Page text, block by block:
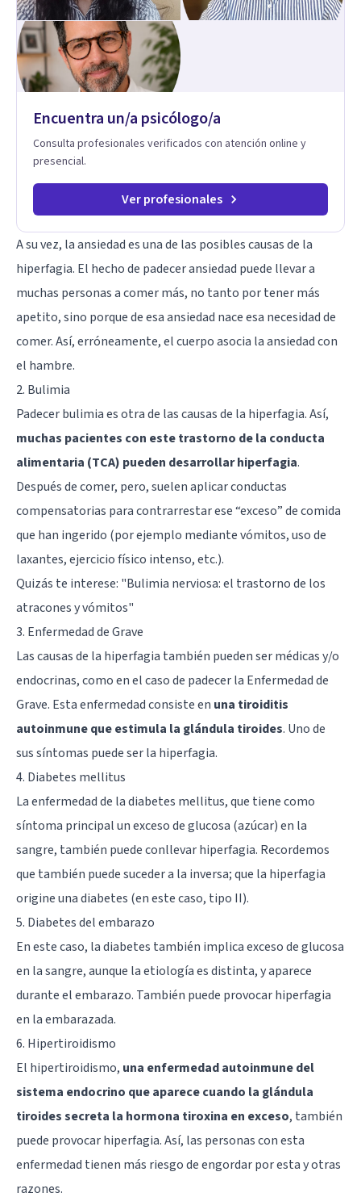
Encuentra un/a psicólogo/a
Consulta profesionales verificados con atención online y
presencial.
Ver profesionales
A su vez, la ansiedad es una de las posibles causas de la
hiperfagia. El hecho de padecer ansiedad puede llevar a
muchas personas a comer más, no tanto por tener más
apetito, sino porque de esa ansiedad nace esa necesidad de
comer. Así, erróneamente, el cuerpo asocia la ansiedad con
el hambre.
2. Bulimia
Padecer bulimia es otra de las causas de la hiperfagia. Así,
muchas pacientes con este trastorno de la conducta
alimentaria (TCA) pueden desarrollar hiperfagia.
Después de comer, pero, suelen aplicar conductas
compensatorias para contrarrestar ese “exceso” de comida
que han ingerido (por ejemplo mediante vómitos, uso de
laxantes, ejercicio físico intenso, etc.).
Quizás te interese: "Bulimia nerviosa: el trastorno de los
atracones y vómitos"
3. Enfermedad de Grave
Las causas de la hiperfagia también pueden ser médicas y/o
endocrinas, como en el caso de padecer la Enfermedad de
Grave. Esta enfermedad consiste en una tiroiditis
autoinmune que estimula la glándula tiroides. Uno de
sus síntomas puede ser la hiperfagia.
4. Diabetes mellitus
La enfermedad de la diabetes mellitus, que tiene como
síntoma principal un exceso de glucosa (azúcar) en la
sangre, también puede conllevar hiperfagia. Recordemos
que también puede suceder a la inversa; que la hiperfagia
origine una diabetes (en este caso, tipo II).
5. Diabetes del embarazo
En este caso, la diabetes también implica exceso de glucosa
en la sangre, aunque la etiología es distinta, y aparece
durante el embarazo. También puede provocar hiperfagia
en la embarazada.
6. Hipertiroidismo
El hipertiroidismo, una enfermedad autoinmune del
sistema endocrino que aparece cuando la glándula
tiroides secreta la hormona tiroxina en exceso, también
puede provocar hiperfagia. Así, las personas con esta
enfermedad tienen más riesgo de engordar por esta y otras
razones.